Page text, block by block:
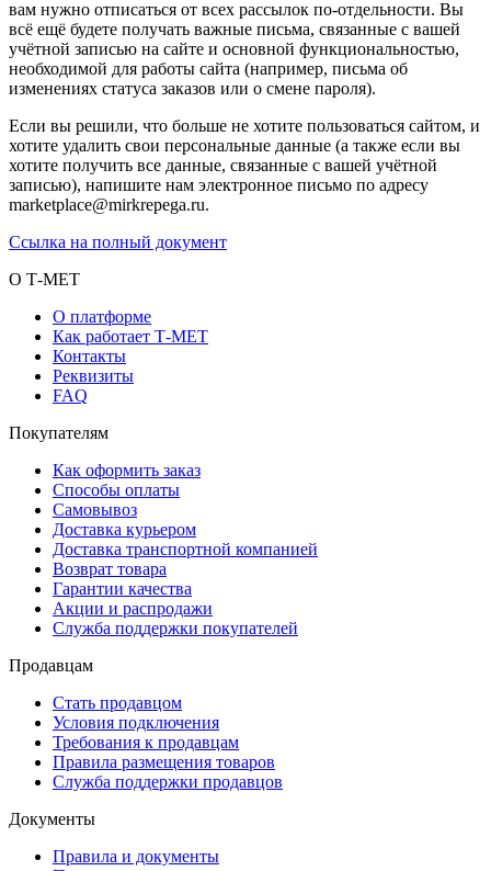
вам нужно отписаться от всех рассылок по-отдельности. Вы
всё ещё будете получать важные письма, связанные с вашей
учётной записью на сайте и основной функциональностью,
необходимой для работы сайта (например, письма об
изменениях статуса заказов или о смене пароля).
Если вы решили, что больше не хотите пользоваться сайтом, и
хотите удалить свои персональные данные (а также если вы
хотите получить все данные, связанные с вашей учётной
записью), напишите нам электронное письмо по адресу
marketplace@mirkrepega.ru.
Ссылка на полный документ
О Т-МЕТ
О платформе
Как работает Т-МЕТ
Контакты
Реквизиты
FAQ
Покупателям
Как оформить заказ
Способы оплаты
Самовывоз
Доставка курьером
Доставка транспортной компанией
Возврат товара
Гарантии качества
Акции и распродажи
Служба поддержки покупателей
Продавцам
Стать продавцом
Условия подключения
Требования к продавцам
Правила размещения товаров
Служба поддержки продавцов
Документы
Правила и документы